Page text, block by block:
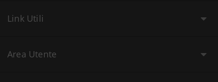
Link Utili
Area Utente